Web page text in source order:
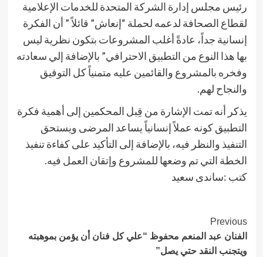
رئيس مجلس إدارة الشركة المتحدة للخدمات الإعلامية
لقطاع الصحافة لدعمه لحملة “إنعاش” قائلاً ” أن الفكرة
إنسانية جداً، عادةً أغلب المشروعات بتكون نظرية ليس
بها هذا النوع من التطبيق الاحترافي” بالإضافة إلي سعادته
وفخره بالمشروع والقائمين عليه متمنياً كل التوفيق
والنجاح لهم.
يذكر أنه تمت الإشارة من قِبل المحكمين إلى أهمية فكرة
التطبيق كونه عملاً إنسانياً يساعد المرضى ويستحق
التنفيذ والنظر فيه، بالإضافة إلى التأكيد على كفاءة تنفيذ
الخطة التي تم وضعها للمشروع وإتقان العمل فيه.
كتب :ساندى سعيد
Post
Navigation
Previous
الفنان عبد المنعم محفوظ “علي كل فنان أن يؤمن بموهبته
ويتجنب النقد حتي يصل”